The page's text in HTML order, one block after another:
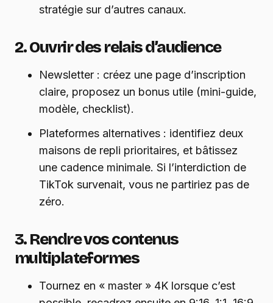
stratégie sur d’autres canaux.
2. Ouvrir des relais d’audience
Newsletter : créez une page d’inscription
claire, proposez un bonus utile (mini-guide,
modèle, checklist).
Plateformes alternatives : identifiez deux
maisons de repli prioritaires, et bâtissez
une cadence minimale. Si l’interdiction de
TikTok survenait, vous ne partiriez pas de
zéro.
3. Rendre vos contenus
multiplateformes
Tournez en « master » 4K lorsque c’est